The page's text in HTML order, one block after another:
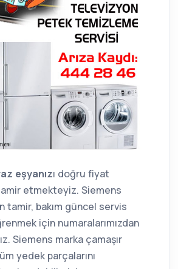
eşyanızı doğru fiyat
etmekteyiz. Siemens
tamir, bakım güncel servis
için numaralarımızdan
Siemens marka çamaşır
yedek parçalarını